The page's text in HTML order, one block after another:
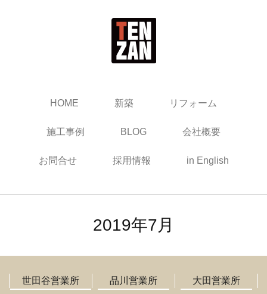
HOME 新築 リフォーム
施工事例 BLOG 会社概要
お問合せ 採用情報 in English
2019年7月
世田谷営業所 品川営業所 大田営業所